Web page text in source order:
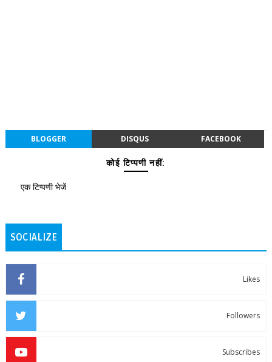
BLOGGER DISQUS FACEBOOK
कोई टिप्पणी नहीं:
एक टिप्पणी भेजें
SOCIALIZE
Likes
Followers
Subscribes